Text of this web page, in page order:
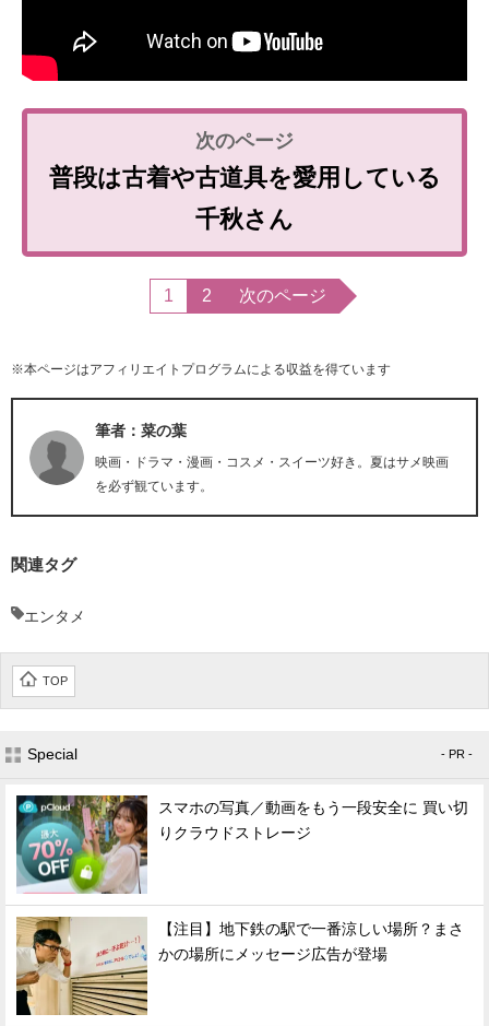
普段は古着や古道具を愛用している
千秋さん
1 2 次のページ
※本ページはアフィリエイトプログラムによる収益を得ています
筆者：菜の葉
映画・ドラマ・漫画・コスメ・スイーツ好き。夏はサメ映画
を必ず観ています。
関連タグ
エンタメ
TOP
Special - PR -
スマホの写真／動画をもう一段安全に 買い切
りクラウドストレージ
【注目】地下鉄の駅で一番涼しい場所？まさ
かの場所にメッセージ広告が登場